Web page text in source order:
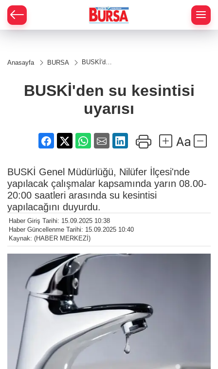
Anasayfa BURSA
BUSKİ'den
uyarısı
BUSKİ'den su kesintisi
uyarısı
BUSKİ Genel Müdürlüğü, Nilüfer İlçesi'nde
yapılacak çalışmalar kapsamında yarın 08.00-
20:00 saatleri arasında su kesintisi
yapılacağını duyurdu.
Haber Giriş Tarihi: 15.09.2025 10:38
Haber Güncellenme Tarihi: 15.09.2025 10:40
Kaynak: (HABER MERKEZİ)